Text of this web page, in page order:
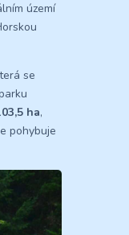
území
se
ha,
pohybuje